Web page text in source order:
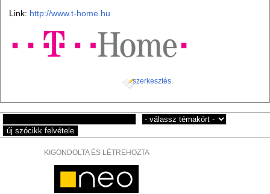
Link: http://www.t-home.hu
szerkesztés
KIGONDOLTA ÉS LÉTREHOZTA